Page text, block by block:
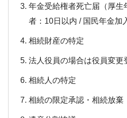
年金受給権者死亡届（厚生
者：10日以内 / 国民年金加
相続財産の特定
法人役員の場合は役員変更
相続人の特定
相続の限定承認・相続放棄